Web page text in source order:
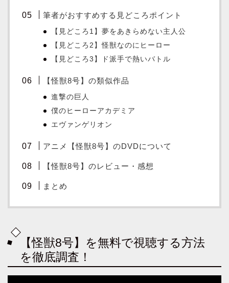
筆者がおすすめする見どころポイント
【見どころ1】夢をあきらめない主人公
【見どころ2】怪獣なのにヒーロー
【見どころ3】ド派手で熱いバトル
【怪獣8号】の類似作品
進撃の巨人
僕のヒーローアカデミア
エヴァンゲリオン
アニメ【怪獣8号】のDVDについて
【怪獣8号】のレビュー・感想
まとめ
【怪獣8号】を無料で視聴する方法
を徹底調査！